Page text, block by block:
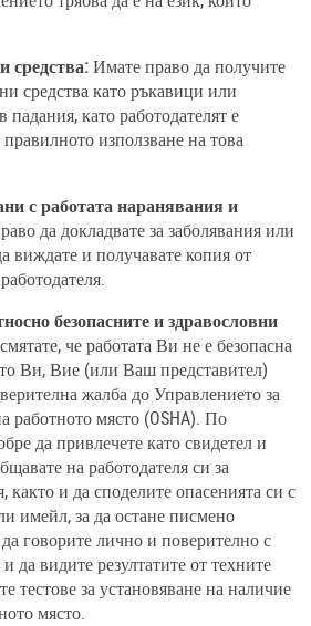
средства:Имате право да получите
средства като ръкавици или
като работодателят е
използване на това
с работата наранявания и
да докладвате за заболявания или
виждате и получавате копия от
безопасните и здравословни
че работата Ви не е безопасна
Ви, Вие (или Ваш представител)
жалба до Управлението за
работното място (OSHA). По
да привлечете като свидетел и
на работодателя си за
както и да споделите опасенията си с
имейл, за да остане писмено
говорите лично и поверително с
да видите резултатите от техните
тестове за установяване на наличие
място.